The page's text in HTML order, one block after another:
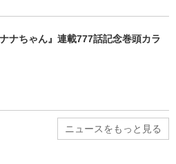
ナナちゃん』連載777話記念巻頭カラ
ニュースをもっと見る